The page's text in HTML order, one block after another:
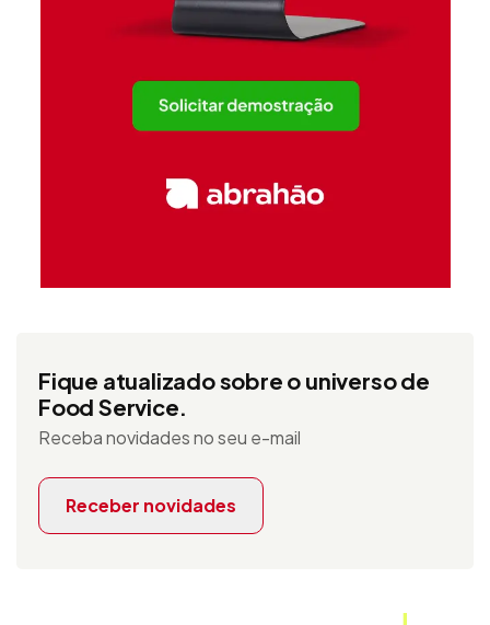
Fique atualizado sobre o universo de
Food Service.
Receba novidades no seu e-mail
Receber novidades